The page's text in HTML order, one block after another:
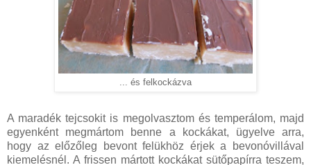
... és felkockázva
A maradék tejcsokit is megolvasztom és temperálom, majd
egyenként megmártom benne a kockákat, ügyelve arra,
hogy az előzőleg bevont felükhöz érjek a bevonóvillával
kiemelésnél. A frissen mártott kockákat sütőpapírra teszem,